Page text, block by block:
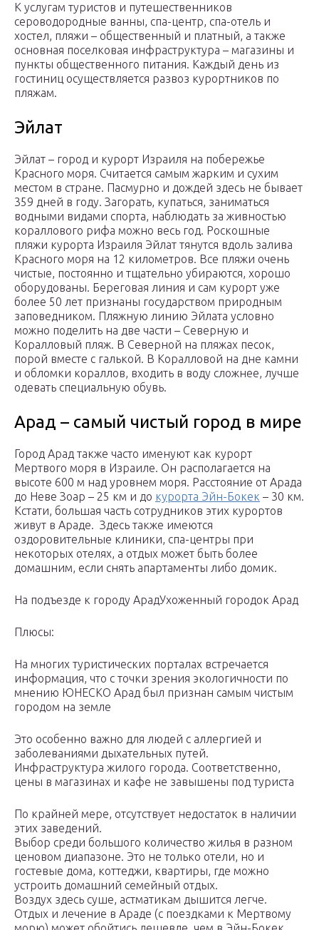
К услугам туристов и путешественников
сероводородные ванны, спа-центр, спа-отель и
хостел, пляжи – общественный и платный, а также
основная поселковая инфраструктура – магазины и
пункты общественного питания. Каждый день из
гостиниц осуществляется развоз курортников по
пляжам.
Эйлат
Эйлат – город и курорт Израиля на побережье
Красного моря. Считается самым жарким и сухим
местом в стране. Пасмурно и дождей здесь не бывает
359 дней в году. Загорать, купаться, заниматься
водными видами спорта, наблюдать за живностью
кораллового рифа можно весь год. Роскошные
пляжи курорта Израиля Эйлат тянутся вдоль залива
Красного моря на 12 километров. Все пляжи очень
чистые, постоянно и тщательно убираются, хорошо
оборудованы. Береговая линия и сам курорт уже
более 50 лет признаны государством природным
заповедником. Пляжную линию Эйлата условно
можно поделить на две части – Северную и
Коралловый пляж. В Северной на пляжах песок,
порой вместе с галькой. В Коралловой на дне камни
и обломки кораллов, входить в воду сложнее, лучше
одевать специальную обувь.
Арад – самый чистый город в мире
Город Арад также часто именуют как курорт
Мертвого моря в Израиле. Он располагается на
высоте 600 м над уровнем моря. Расстояние от Арада
до Неве Зоар – 25 км и до курорта Эйн-Бокек – 30 км.
Кстати, большая часть сотрудников этих курортов
живут в Араде. Здесь также имеются
оздоровительные клиники, спа-центры при
некоторых отелях, а отдых может быть более
домашним, если снять апартаменты либо домик.
На подъезде к городу АрадУхоженный городок Арад
Плюсы:
На многих туристических порталах встречается
информация, что с точки зрения экологичности по
мнению ЮНЕСКО Арад был признан самым чистым
городом на земле
Это особенно важно для людей с аллергией и
заболеваниями дыхательных путей.
Инфраструктура жилого города. Соответственно,
цены в магазинах и кафе не завышены под туриста
По крайней мере, отсутствует недостаток в наличии
этих заведений.
Выбор среди большого количество жилья в разном
ценовом диапазоне. Это не только отели, но и
гостевые дома, коттеджи, квартиры, где можно
устроить домашний семейный отдых.
Воздух здесь суше, астматикам дышится легче.
Отдых и лечение в Араде (с поездками к Мертвому